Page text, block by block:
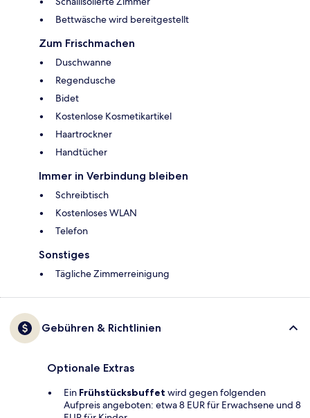
Bettwäsche wird bereitgestellt
Zum Frischmachen
Duschwanne
Regendusche
Bidet
Kostenlose Kosmetikartikel
Haartrockner
Handtücher
Immer in Verbindung bleiben
Schreibtisch
Kostenloses WLAN
Telefon
Sonstiges
Tägliche Zimmerreinigung
Gebühren & Richtlinien
Optionale Extras
Ein Frühstücksbuffet wird gegen folgenden
Aufpreis angeboten: etwa 8 EUR für Erwachsene und 8